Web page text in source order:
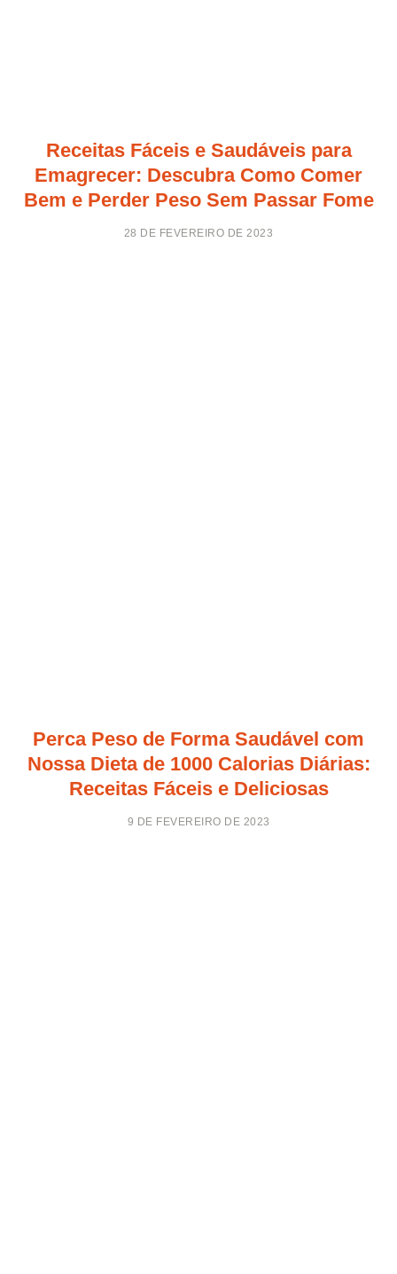
Receitas Fáceis e Saudáveis para
Emagrecer: Descubra Como Comer
Bem e Perder Peso Sem Passar Fome
28 DE FEVEREIRO DE 2023
Perca Peso de Forma Saudável com
Nossa Dieta de 1000 Calorias Diárias:
Receitas Fáceis e Deliciosas
9 DE FEVEREIRO DE 2023